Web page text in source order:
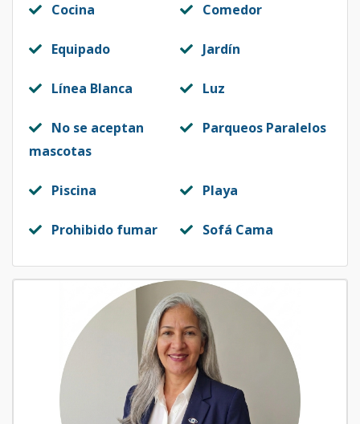
Cocina Comedor
Equipado Jardín
Línea Blanca Luz
No se aceptan
mascotas
Parqueos Paralelos
Piscina Playa
Prohibido fumar Sofá Cama